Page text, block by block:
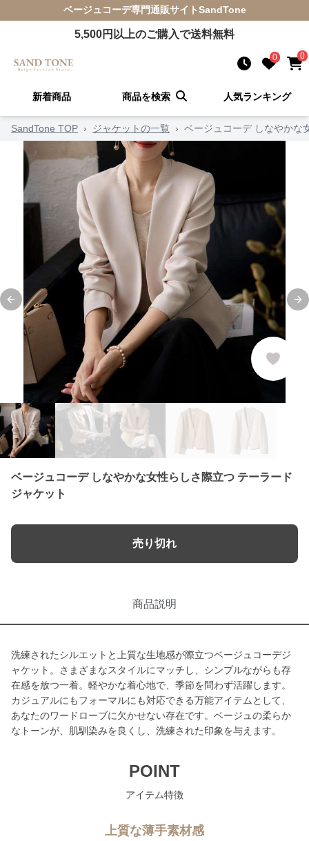
ベージュコーデ専門通販サイトSandTone
5,500円以上のご購入で送料無料
0 0
新着商品 商品を検索 人気ランキング
SandTone TOP › ジャケットの一覧 › ベージュコーデ しなやかな
Previous slide
ベージュコーデ しなやかな女性らしさ際立つ テーラード
ジャケット
売り切れ
商品説明
洗練されたシルエットと上質な生地感が際立つベージュコーデジ
ャケット。さまざまなスタイルにマッチし、シンプルながらも存
在感を放つ一着。軽やかな着心地で、季節を問わず活躍します。
カジュアルにもフォーマルにも対応できる万能アイテムとして、
あなたのワードローブに欠かせない存在です。ベージュの柔らか
なトーンが、肌馴染みを良くし、洗練された印象を与えます。
POINT
アイテム特徴
上質な薄手素材感